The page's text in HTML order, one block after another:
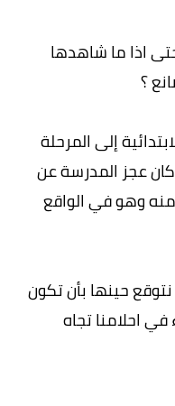
اذا ما شاهدها
؟
إلى المرحلة
عجز المدرسة عن
وهو في الواقع
حينها بأن تكون
احلامنا تجاه